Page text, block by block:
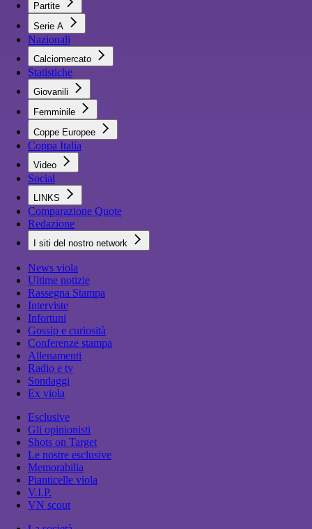
Partite
Serie A
Nazionali
Calciomercato
Statistiche
Giovanili
Femminile
Coppe Europee
Coppa Italia
Video
Social
LINKS
Comparazione Quote
Redazione
I siti del nostro network
News viola
Ultime notizie
Rassegna Stampa
Interviste
Infortuni
Gossip e curiosità
Conferenze stampa
Allenamenti
Radio e tv
Sondaggi
Ex viola
Esclusive
Gli opinionisti
Shots on Target
Le nostre esclusive
Memorabilia
Pianticelle viola
V.I.P.
VN scout